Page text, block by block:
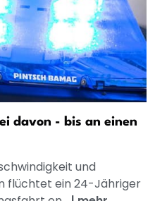
davon - bis an einen
und
flüchtet ein 24-Jähriger